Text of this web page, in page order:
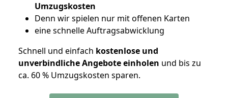
Umzugskosten
Denn wir spielen nur mit offenen Karten
eine schnelle Auftragsabwicklung
Schnell und einfach kostenlose und
unverbindliche Angebote einholen und bis zu
ca. 60 % Umzugskosten sparen.